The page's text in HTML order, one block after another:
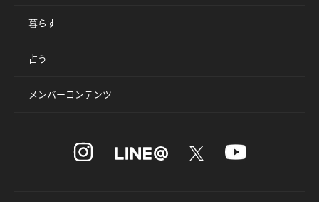
暮らす
占う
メンバーコンテンツ